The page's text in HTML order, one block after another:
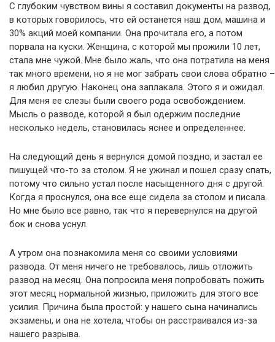
С глубоким чувством вины я составил документы на развод,
в которых говорилось, что ей останется наш дом, машина и
30% акций моей компании. Она прочитала его, а потом
порвала на куски. Женщина, с которой мы прожили 10 лет,
стала мне чужой. Мне было жаль, что она потратила на меня
так много времени, но я не мог забрать свои слова обратно –
я любил другую. Наконец она заплакала. Этого я и ожидал.
Для меня ее слезы были своего рода освобождением.
Мысль о разводе, которой я был одержим последние
несколько недель, становилась яснее и определеннее.
На следующий день я вернулся домой поздно, и застал ее
пишущей что-то за столом. Я не ужинал и пошел сразу спать,
потому что сильно устал после насыщенного дня с другой.
Когда я проснулся, она все еще сидела за столом и писала.
Но мне было все равно, так что я перевернулся на другой
бок и снова уснул.
А утром она познакомила меня со своими условиями
развода. От меня ничего не требовалось, лишь отложить
развод на месяц. Она попросила меня попробовать пожить
этот месяц нормальной жизнью, приложить для этого все
усилия. Причина была простой: у нашего сына начинались
экзамены, и она не хотела, чтобы он расстраивался из-за
нашего разрыва.